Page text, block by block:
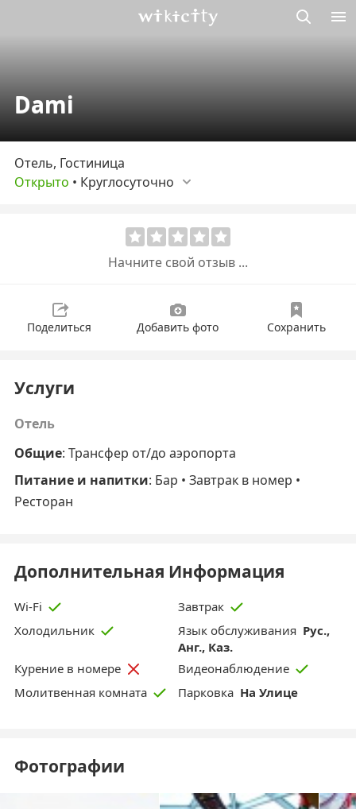
Dami
Отель, Гостиница
Открыто • Круглосуточно
Начните свой отзыв ...
Поделиться Добавить фото Сохранить
Услуги
Отель
Общие: Трансфер от/до аэропорта
Питание и напитки: Бар • Завтрак в номер •
Ресторан
Дополнительная Информация
Wi-Fi
Завтрак
Холодильник
Язык обслуживания Рус.,
Анг., Каз.
Курение в номере
Видеонаблюдение
Молитвенная комната
Парковка На Улице
Фотографии